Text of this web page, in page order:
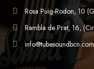
Rosa Puig-Rodon, 10
Rambla de Prat, 16,
info@tubesoundbcn.com